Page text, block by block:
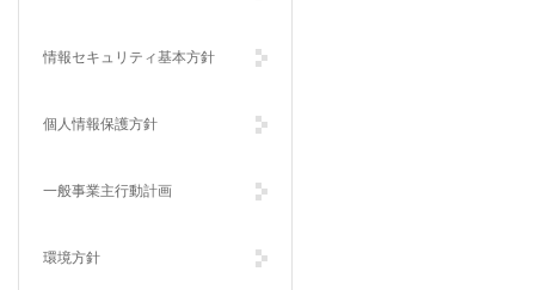
情報セキュリティ基本方針
個人情報保護方針
一般事業主行動計画
環境方針